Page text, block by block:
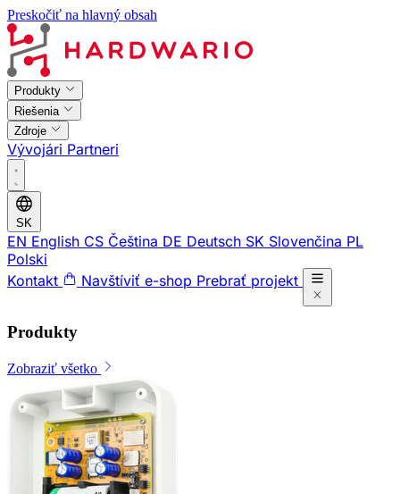
Preskočiť na hlavný obsah
Produkty
Riešenia
Zdroje
Vývojári Partneri
SK
EN English CS Čeština DE Deutsch SK Slovenčina PL
Polski
Kontakt
Navštíviť e-shop Prebrať projekt
Produkty
Zobraziť všetko